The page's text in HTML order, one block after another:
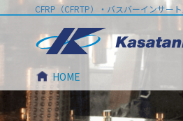
Skip
content
CFRP（CFRTP）・バスバーインサー
HOME